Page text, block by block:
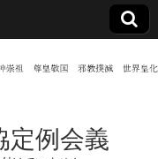
定例会義